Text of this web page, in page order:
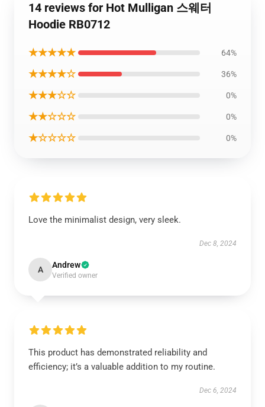
14 reviews for Hot Mulligan 스웨터
Hoodie RB0712
★★★★★ 64%
★★★★☆ 36%
★★★☆☆ 0%
★★☆☆☆ 0%
★☆☆☆☆ 0%
Love the minimalist design, very sleek.
Dec 8, 2024
A Andrew
Verified owner
This product has demonstrated reliability and
efficiency; it’s a valuable addition to my routine.
Dec 6, 2024